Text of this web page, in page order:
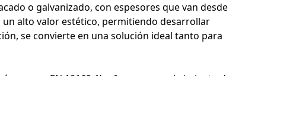
o galvanizado, con espesores que van desde
un alto valor estético, permitiendo desarrollar
se convierte en una solución ideal tanto para
norma EN 10169-1), ofrece un recubrimiento de
perforado R3T5 con un 32,65 % de